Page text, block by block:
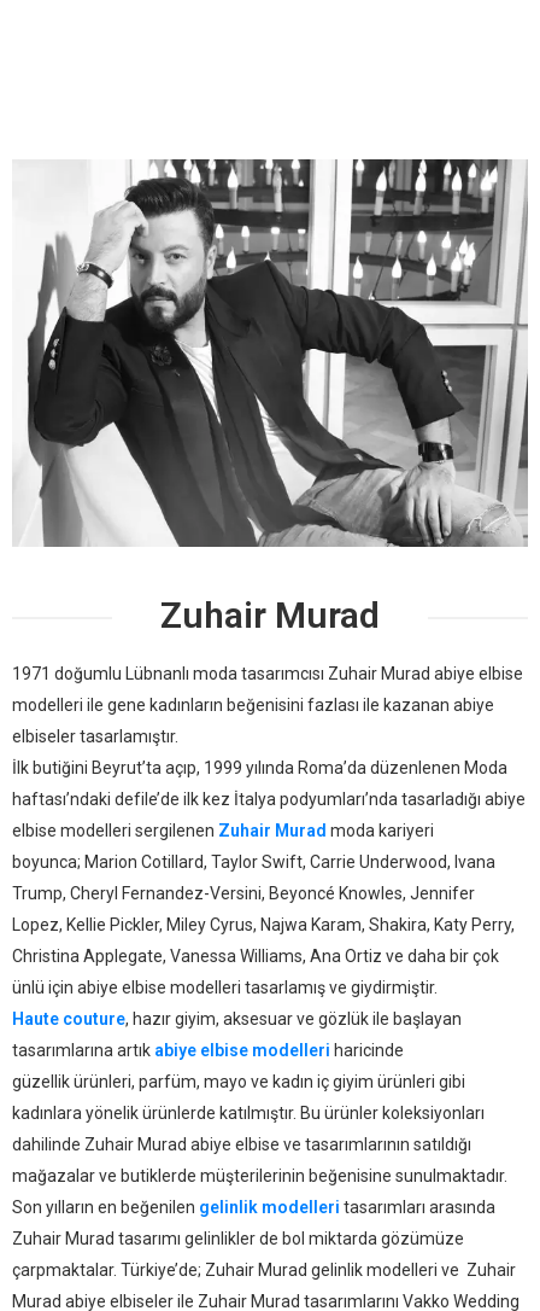
Zuhair Murad
1971 doğumlu Lübnanlı moda tasarımcısı Zuhair Murad abiye elbise
modelleri ile gene kadınların beğenisini fazlası ile kazanan abiye
elbiseler tasarlamıştır.
İlk butiğini Beyrut’ta açıp, 1999 yılında Roma’da düzenlenen Moda
haftası’ndaki defile’de ilk kez İtalya podyumları’nda tasarladığı abiye
elbise modelleri sergilenen Zuhair Murad moda kariyeri
boyunca; Marion Cotillard, Taylor Swift, Carrie Underwood, Ivana
Trump, Cheryl Fernandez-Versini, Beyoncé Knowles, Jennifer
Lopez, Kellie Pickler, Miley Cyrus, Najwa Karam, Shakira, Katy Perry,
Christina Applegate, Vanessa Williams, Ana Ortiz ve daha bir çok
ünlü için abiye elbise modelleri tasarlamış ve giydirmiştir.
Haute couture, hazır giyim, aksesuar ve gözlük ile başlayan
tasarımlarına artık abiye elbise modelleri haricinde
güzellik ürünleri, parfüm, mayo ve kadın iç giyim ürünleri gibi
kadınlara yönelik ürünlerde katılmıştır. Bu ürünler koleksiyonları
dahilinde Zuhair Murad abiye elbise ve tasarımlarının satıldığı
mağazalar ve butiklerde müşterilerinin beğenisine sunulmaktadır.
Son yılların en beğenilen gelinlik modelleri tasarımları arasında
Zuhair Murad tasarımı gelinlikler de bol miktarda gözümüze
çarpmaktalar. Türkiye’de; Zuhair Murad gelinlik modelleri ve Zuhair
Murad abiye elbiseler ile Zuhair Murad tasarımlarını Vakko Wedding